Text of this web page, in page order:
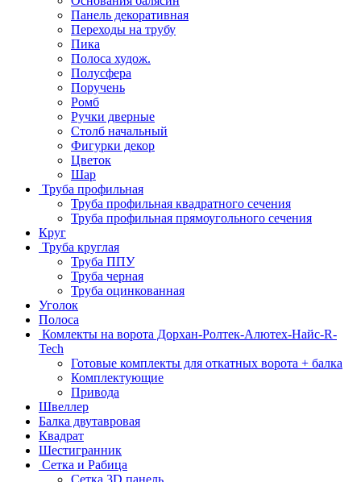
Панель декоративная
Переходы на трубу
Пика
Полоса худож.
Полусфера
Поручень
Ромб
Ручки дверные
Столб начальный
Фигурки декор
Цветок
Шар
Труба профильная
Труба профильная квадратного сечения
Труба профильная прямоугольного сечения
Круг
Труба круглая
Труба ППУ
Труба черная
Труба оцинкованная
Уголок
Полоса
Комлекты на ворота Дорхан-Ролтек-Алютех-Найс-R-
Tech
Готовые комплекты для откатных ворота + балка
Комплектующие
Привода
Швеллер
Балка двутавровая
Квадрат
Шестигранник
Сетка и Рабица